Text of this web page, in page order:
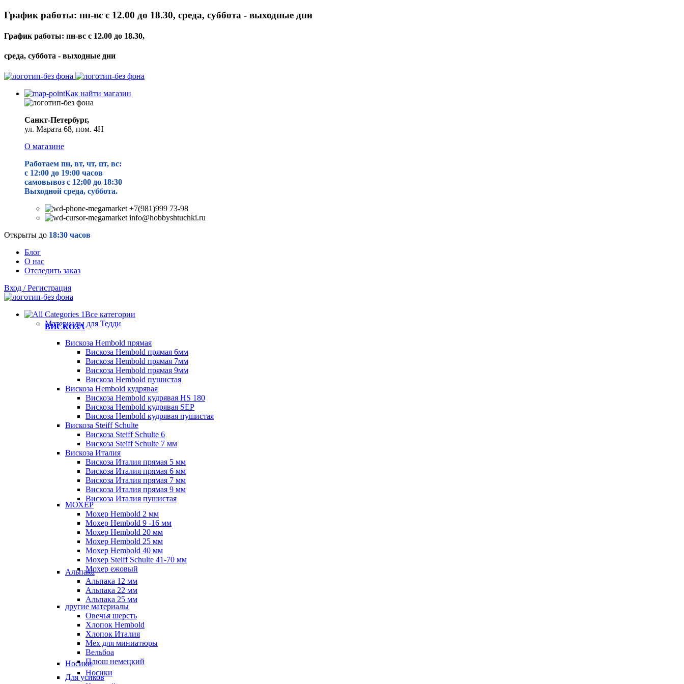
График работы: пн-вс с 12.00 до 18.30, среда, суббота - выходные дни
График работы: пн-вс с 12.00 до 18.30,
среда, суббота - выходные дни
Как найти магазин
Санкт-Петербург,
ул. Марата 68, пом. 4Н
О магазине
Работаем пн, вт, чт, пт, вс:
с 12:00 до 19:00 часов
самовывоз с 12:00 до 18:30
Выходной среда, суббота.
+7(981)999 73-98
info@hobbyshtuchki.ru
Открыты до 18:30 часов
Блог
О нас
Отследить заказ
Вход / Регистрация
Все категории
Материалы для Тедди
ВИСКОЗА
Вискоза Hembold прямая
Вискоза Hembold прямая 6мм
Вискоза Hembold прямая 7мм
Вискоза Hembold прямая 9мм
Вискоза Hembold пушистая
Вискоза Hembold кудрявая
Вискоза Hembold кудрявая HS 180
Вискоза Hembold кудрявая SEP
Вискоза Hembold кудрявая пушистая
Вискоза Steiff Schulte
Вискоза Steiff Schulte 6
Вискоза Steiff Schulte 7 мм
Вискоза Италия
Вискоза Италия прямая 5 мм
Вискоза Италия прямая 6 мм
Вискоза Италия прямая 7 мм
Вискоза Италия прямая 9 мм
Вискоза Италия пушистая
МОХЕР
Мохер Hembold 2 мм
Мохер Hembold 9 -16 мм
Мохер Hembold 20 мм
Мохер Hembold 25 мм
Мохер Hembold 40 мм
Мохер Steiff Schulte 41-70 мм
Мохер ежовый
Альпака
Альпака 12 мм
Альпака 22 мм
Альпака 25 мм
другие материалы
Овечья шерсть
Хлопок Hembold
Хлопок Италия
Мех для миниатюры
Вельбоа
Плюш немецкий
Носики
Носики
Для усиков